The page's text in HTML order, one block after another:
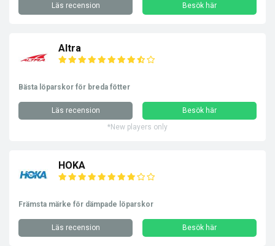
Läs recension Besök här
Altra
Bästa löparskor för breda fötter
Läs recension
Besök här
*New players only
HOKA
Främsta märke för dämpade löparskor
Läs recension Besök här